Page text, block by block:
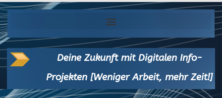
Deine Zukunft mit Digitalen Info-
Projekten [Weniger Arbeit, mehr Zeit!]